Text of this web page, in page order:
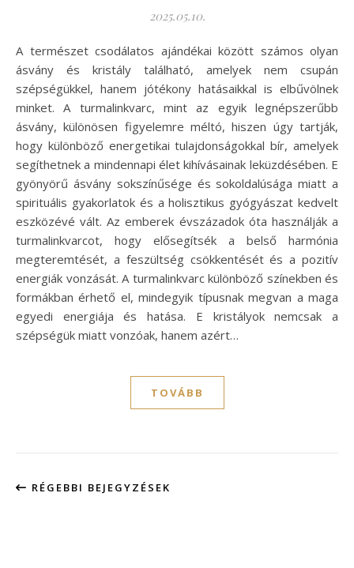
2025.05.10.
A természet csodálatos ajándékai között számos olyan
ásvány és kristály található, amelyek nem csupán
szépségükkel, hanem jótékony hatásaikkal is elbűvölnek
minket. A turmalinkvarc, mint az egyik legnépszerűbb
ásvány, különösen figyelemre méltó, hiszen úgy tartják,
hogy különböző energetikai tulajdonságokkal bír, amelyek
segíthetnek a mindennapi élet kihívásainak leküzdésében. E
gyönyörű ásvány sokszínűsége és sokoldalúsága miatt a
spirituális gyakorlatok és a holisztikus gyógyászat kedvelt
eszközévé vált. Az emberek évszázadok óta használják a
turmalinkvarcot, hogy elősegítsék a belső harmónia
megteremtését, a feszültség csökkentését és a pozitív
energiák vonzását. A turmalinkvarc különböző színekben és
formákban érhető el, mindegyik típusnak megvan a maga
egyedi energiája és hatása. E kristályok nemcsak a
szépségük miatt vonzóak, hanem azért…
TOVÁBB
RÉGEBBI BEJEGYZÉSEK